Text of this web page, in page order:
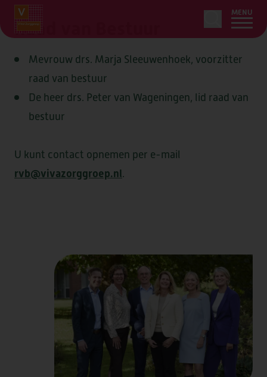
HOME
LEDENSERVICE
OVER
ONS AANBOD
ZORG & ONDERSTEUNING
TIJDELIJK VERBLIJF
WOONZORGLOCATIES
STRAMMERZOOM
KWALITEIT & DUURZAAMHEID
NIEUWS & SAMENWERKINGEN
VRAGEN OF INFORMATIE NODIG?
COMPLIMENT OF KLACHT?
DOWNLOADS VERWIJZERS
VRIJWILLIGERS
WERKEN BIJ
MENU
Raad van Bestuur
Mevrouw drs. Marja Sleeuwenhoek, voorzitter
raad van bestuur
De heer drs. Peter van Wageningen, lid raad van
bestuur
U kunt contact opnemen per e-mail
rvb@vivazorggroep.nl.